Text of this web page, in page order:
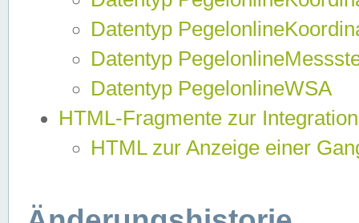
Datentyp
Datentyp
Datentyp PegelonlineWSA
HTML-Fragmente zur
HTML zur Anzeige einer